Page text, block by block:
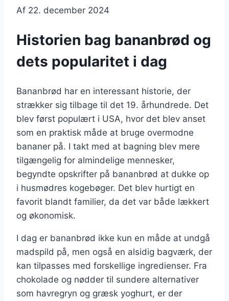
Af 22. december 2024
Historien bag bananbrød og
dets popularitet i dag
Bananbrød har en interessant historie, der
strækker sig tilbage til det 19. århundrede. Det
blev først populært i USA, hvor det blev anset
som en praktisk måde at bruge overmodne
bananer på. I takt med at bagning blev mere
tilgængelig for almindelige mennesker,
begyndte opskrifter på bananbrød at dukke op
i husmødres kogebøger. Det blev hurtigt en
favorit blandt familier, da det var både lækkert
og økonomisk.
I dag er bananbrød ikke kun en måde at undgå
madspild på, men også en alsidig bagværk, der
kan tilpasses med forskellige ingredienser. Fra
chokolade og nødder til sundere alternativer
som havregryn og græsk yoghurt, er der